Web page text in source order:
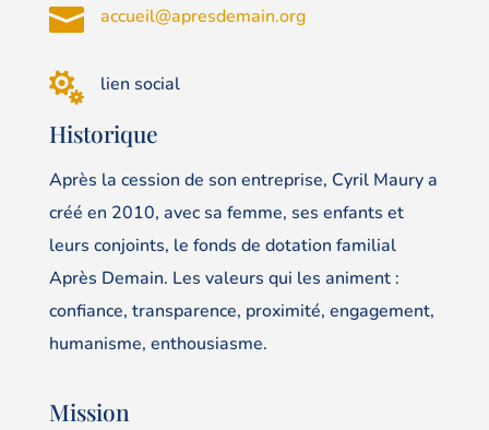
 accueil@apresdemain.org
 lien social
Historique
Après la cession de son entreprise, Cyril Maury a
créé en 2010, avec sa femme, ses enfants et
leurs conjoints, le fonds de dotation familial
Après Demain. Les valeurs qui les animent :
confiance, transparence, proximité, engagement,
humanisme, enthousiasme.
Mission